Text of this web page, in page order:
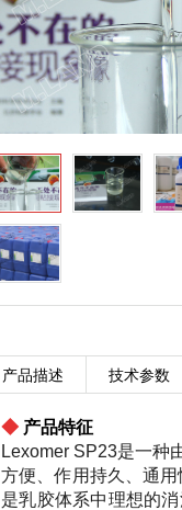
产品描述 技术参数
◆ 产品特征
Lexomer SP23是一种
方便、作用持久、通
是乳胶体系中理想的